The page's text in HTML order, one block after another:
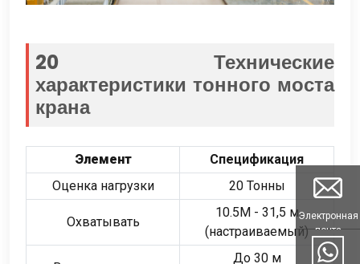
20 Технические
характеристики тонного моста
крана
Элемент
Спецификация
Оценка нагрузки
20 Тонны
Охватывать
10.5М - 31,5 м
(настраиваемый)
До 30 м
Электронная
почта